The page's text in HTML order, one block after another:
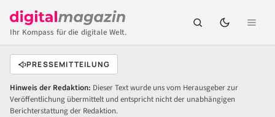
Ihr Kompass für die digitale Welt.
PRESSEMITTEILUNG
Hinweis der Redaktion: Dieser Text wurde uns vom Herausgeber zur
Veröffentlichung übermittelt und entspricht nicht der unabhängigen
Berichterstattung der Redaktion.